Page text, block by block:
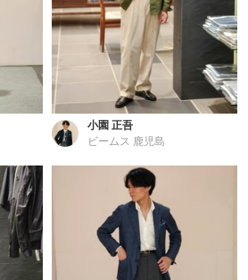
小園 正吾
ビームス 鹿児島